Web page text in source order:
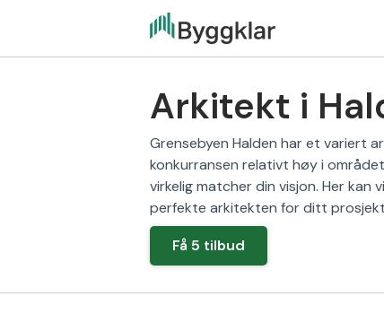
Arkitekt i
Grensebyen Halden har et variert
konkurransen relativt høy i
virkelig matcher din visjon. Her
perfekte arkitekten for ditt
Få 5 tilbud